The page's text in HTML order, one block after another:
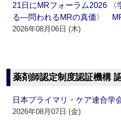
21日にMRフォーラム2026 〈
る―問われるMRの真価〉
2026年08月06日 (木)
薬剤師認定制度認証機構
日本プライマリ・ケア連合
2026年08月07日 (金)